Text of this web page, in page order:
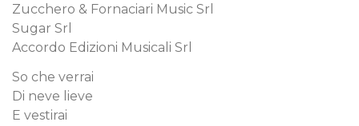
Zucchero & Fornaciari Music Srl
Sugar Srl
Accordo Edizioni Musicali Srl
So che verrai
Di neve lieve
E vestirai